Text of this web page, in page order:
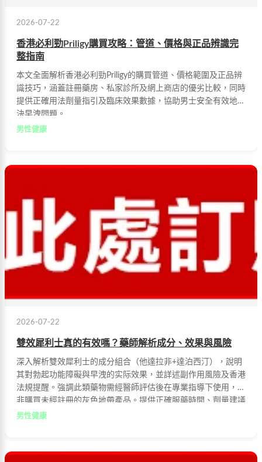
2026-07-22
香港必利勁Priligy購買攻略：管道、價格與正品辨識完
整指南
本文全面解析香港必利勁Priligy的購買管道、價格範圍及正品辨
識技巧，涵蓋註冊藥房、私家診所及網上商店的優劣比較，同時
提供正確用法劑量指引及臨床效果數據，協助男士安全有效地解
決早洩問題。
男性健康
2026-07-22
雙效犀利士真的有效嗎？藥師解析成分、效果與風險
深入解析雙效犀利士的成分組合（他達拉非+達泊西汀），說明
其對勃起功能障礙與早洩的实际效果，並詳述副作用風險及香港
法規提醒。強調此類藥物需經醫師評估後在專業指導下使用，而
非購買未經註冊的灰色地帶產品。提供正確服藥時間、劑量建議
與注意事項，協助讀者安全用藥。
男性健康